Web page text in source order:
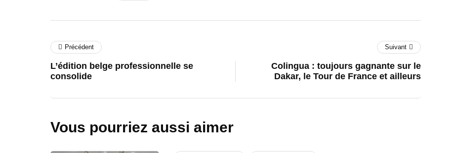
Précédent
L’édition belge professionnelle se
consolide
Suivant
Colingua : toujours gagnante sur le
Dakar, le Tour de France et ailleurs
Vous pourriez aussi aimer